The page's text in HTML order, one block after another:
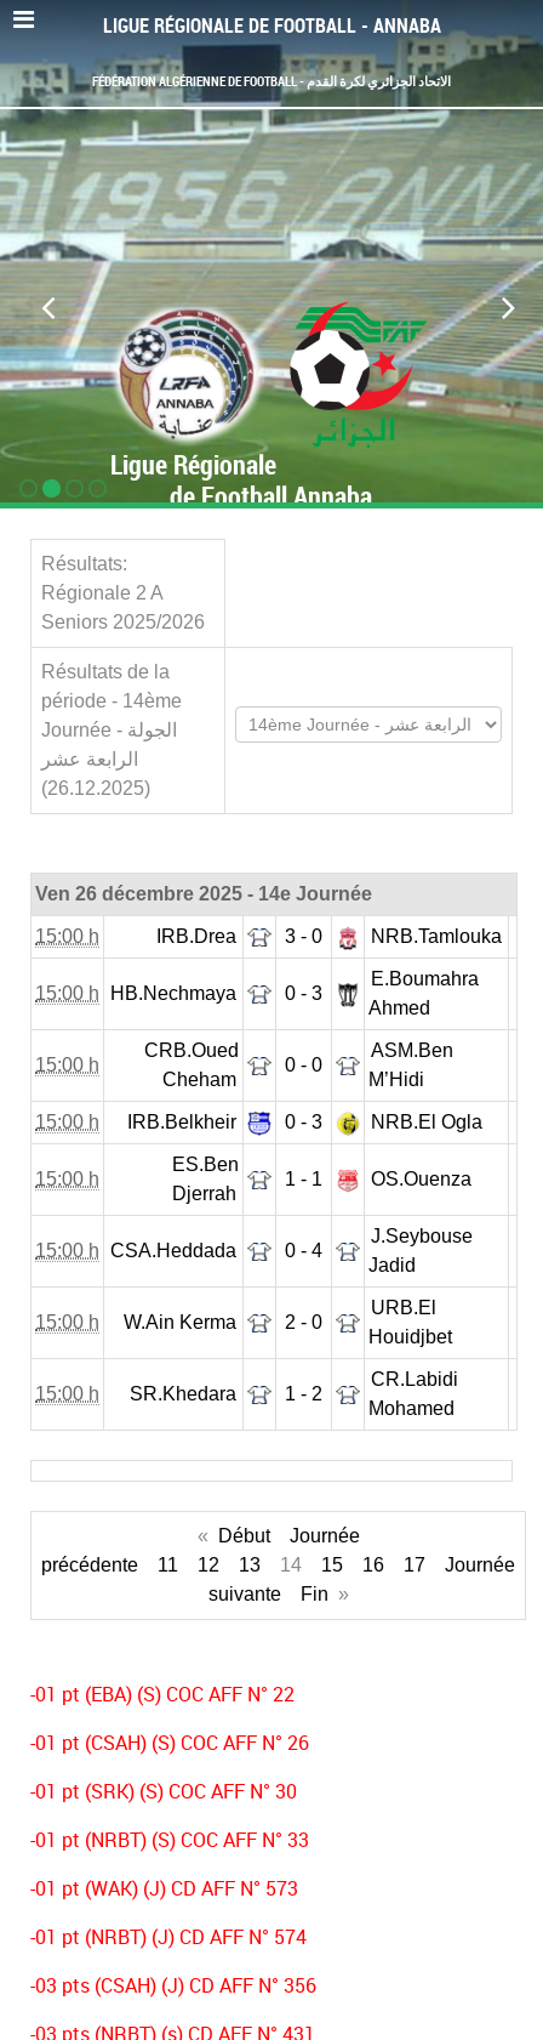
LIGUE RÉGIONALE DE FOOTBALL - ANNABA
FÉDÉRATION ALGÉRIENNE DE FOOTBALL - الاتحاد الجزائري لكرة القدم
Ligue Régionale
de Football Annaba
Résultats:
Régionale 2 A
Seniors 2025/2026
Résultats de la
période - 14ème
Journée - الجولة
الرابعة عشر
(26.12.2025)
Ven 26 décembre 2025 - 14e Journée
15:00 h IRB.Drea 3 - 0 NRB.Tamlouka
15:00 h HB.Nechmaya 0 - 3
E.Boumahra
Ahmed
15:00 h
CRB.Oued
Cheham
0 - 0
ASM.Ben
M’Hidi
15:00 h IRB.Belkheir 0 - 3 NRB.El Ogla
15:00 h
ES.Ben
Djerrah
1 - 1 OS.Ouenza
15:00 h CSA.Heddada 0 - 4
J.Seybouse
Jadid
15:00 h W.Ain Kerma 2 - 0
URB.El
Houidjbet
15:00 h SR.Khedara 1 - 2
CR.Labidi
Mohamed
« Début
Journée
précédente
11 12 13 14 15 16 17
Journée
suivante
Fin »
-01 pt (EBA) (S) COC AFF N° 22
-01 pt (CSAH) (S) COC AFF N° 26
-01 pt (SRK) (S) COC AFF N° 30
-01 pt (NRBT) (S) COC AFF N° 33
-01 pt (WAK) (J) CD AFF N° 573
-01 pt (NRBT) (J) CD AFF N° 574
-03 pts (CSAH) (J) CD AFF N° 356
-03 pts (NRBT) (s) CD AFF N° 431